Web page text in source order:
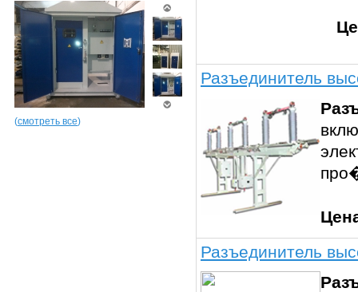
(смотреть все)
Разъединитель
Разъединитель